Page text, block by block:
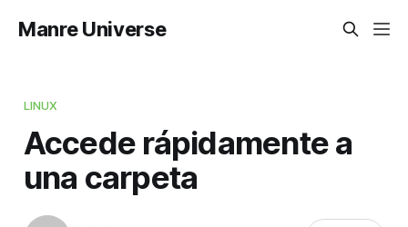
Manre Universe
LINUX
Accede rápidamente a
una carpeta